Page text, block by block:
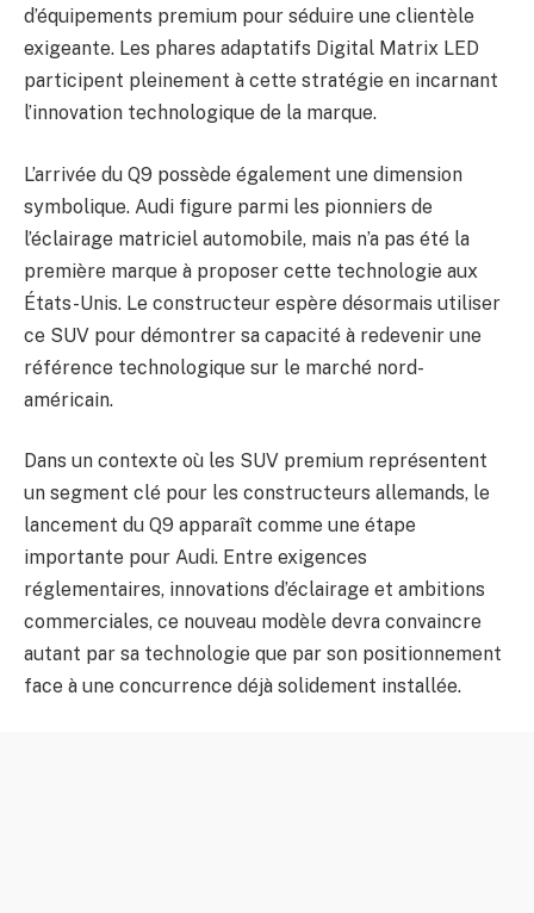
d’équipements premium pour séduire une clientèle
exigeante. Les phares adaptatifs Digital Matrix LED
participent pleinement à cette stratégie en incarnant
l’innovation technologique de la marque.
L’arrivée du Q9 possède également une dimension
symbolique. Audi figure parmi les pionniers de
l’éclairage matriciel automobile, mais n’a pas été la
première marque à proposer cette technologie aux
États-Unis. Le constructeur espère désormais utiliser
ce SUV pour démontrer sa capacité à redevenir une
référence technologique sur le marché nord-
américain.
Dans un contexte où les SUV premium représentent
un segment clé pour les constructeurs allemands, le
lancement du Q9 apparaît comme une étape
importante pour Audi. Entre exigences
réglementaires, innovations d’éclairage et ambitions
commerciales, ce nouveau modèle devra convaincre
autant par sa technologie que par son positionnement
face à une concurrence déjà solidement installée.